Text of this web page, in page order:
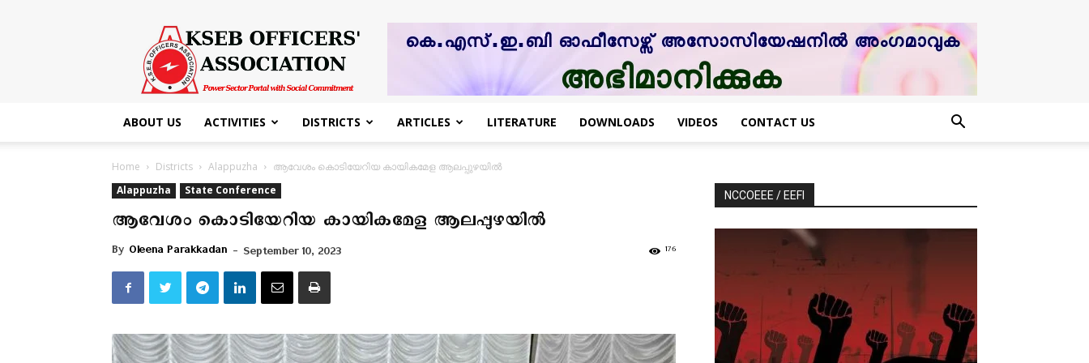
KSEB
Officers'
Association
ABOUT US ACTIVITIES DISTRICTS ARTICLES LITERATURE DOWNLOADS VIDEOS CONTACT US
Home Districts Alappuzha
ആവേശം കൊടിയേറിയ കായികമേള ആലപ്പുഴയില്‍
Alappuzha
State Conference
ആവേശം കൊടിയേറിയ കായികമേള ആലപ്പുഴയില്‍
By Oleena Parakkadan - September 10, 2023 176
NCCOEEE / EEFI